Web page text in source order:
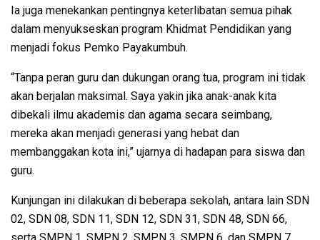
Ia juga menekankan pentingnya keterlibatan semua pihak
dalam menyukseskan program Khidmat Pendidikan yang
menjadi fokus Pemko Payakumbuh.
“Tanpa peran guru dan dukungan orang tua, program ini tidak
akan berjalan maksimal. Saya yakin jika anak-anak kita
dibekali ilmu akademis dan agama secara seimbang,
mereka akan menjadi generasi yang hebat dan
membanggakan kota ini,” ujarnya di hadapan para siswa dan
guru.
Kunjungan ini dilakukan di beberapa sekolah, antara lain SDN
02, SDN 08, SDN 11, SDN 12, SDN 31, SDN 48, SDN 66,
serta SMPN 1, SMPN 2, SMPN 3, SMPN 6, dan SMPN 7.